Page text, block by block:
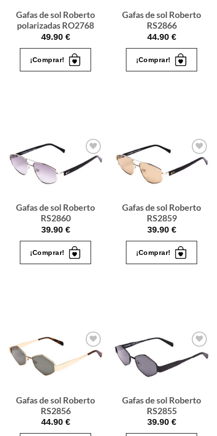
Gafas de sol Roberto
polarizadas RO2768
49.90 €
¡Comprar!
Gafas de sol Roberto
RS2866
44.90 €
¡Comprar!
Gafas
de sol
Gafas de sol Roberto
RS2860
39.90 €
¡Comprar!
Gafas
de sol
Gafas de sol Roberto
RS2859
39.90 €
¡Comprar!
Gafas
Gafas de sol Roberto
RS2856
44.90 €
Gafas
de sol
Gafas de sol Roberto
RS2855
39.90 €